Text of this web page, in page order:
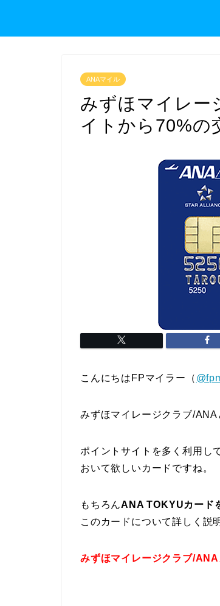
ANAマイル
みずほマイレー
イトから70%の
こんにちはFPマイラー（
みずほマイレージクラブ/
ポイントサイトを多く利用し
おいて欲しいカードですね。
もちろんANA TOKYUカード
このカードについて詳しく説
みずほマイレージクラブ/ANA